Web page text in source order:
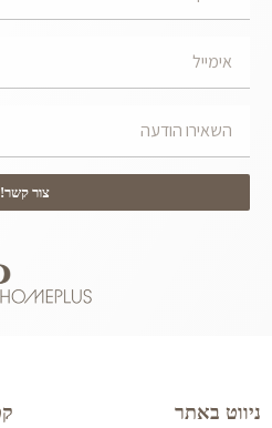
צור קשר!
ניווט באתר